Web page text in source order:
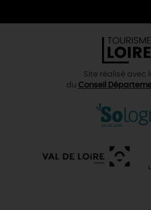
Site réalisé avec
du Conseil